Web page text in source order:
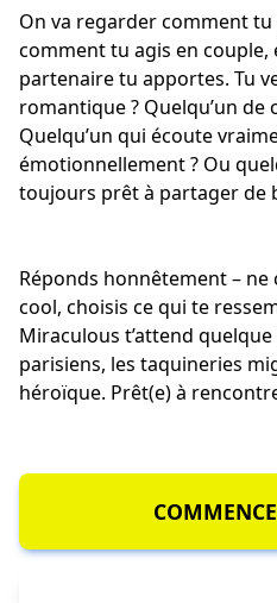
On va regarder comment
comment tu agis en couple,
partenaire tu apportes. Tu
romantique? Quelqu’un
Quelqu’un qui écoute
émotionnellement? Ou
toujours prêt à partager de
Réponds honnêtement – ne
cool, choisis ce qui te
Miraculous t’attend
parisiens, les taquineries
héroïque. Prêt(e) à